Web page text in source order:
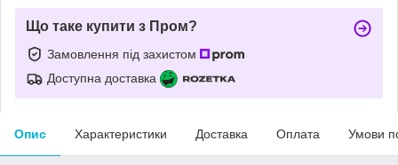
Що таке купити з Пром?
Замовлення під захистом
Доступна доставка
Опис Характеристики Доставка Оплата Умови